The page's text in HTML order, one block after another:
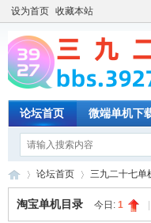
设为首页 收藏本站
论坛首页 微端单机下
论坛首页 三九二十七单
淘宝单机目录 今日: 1